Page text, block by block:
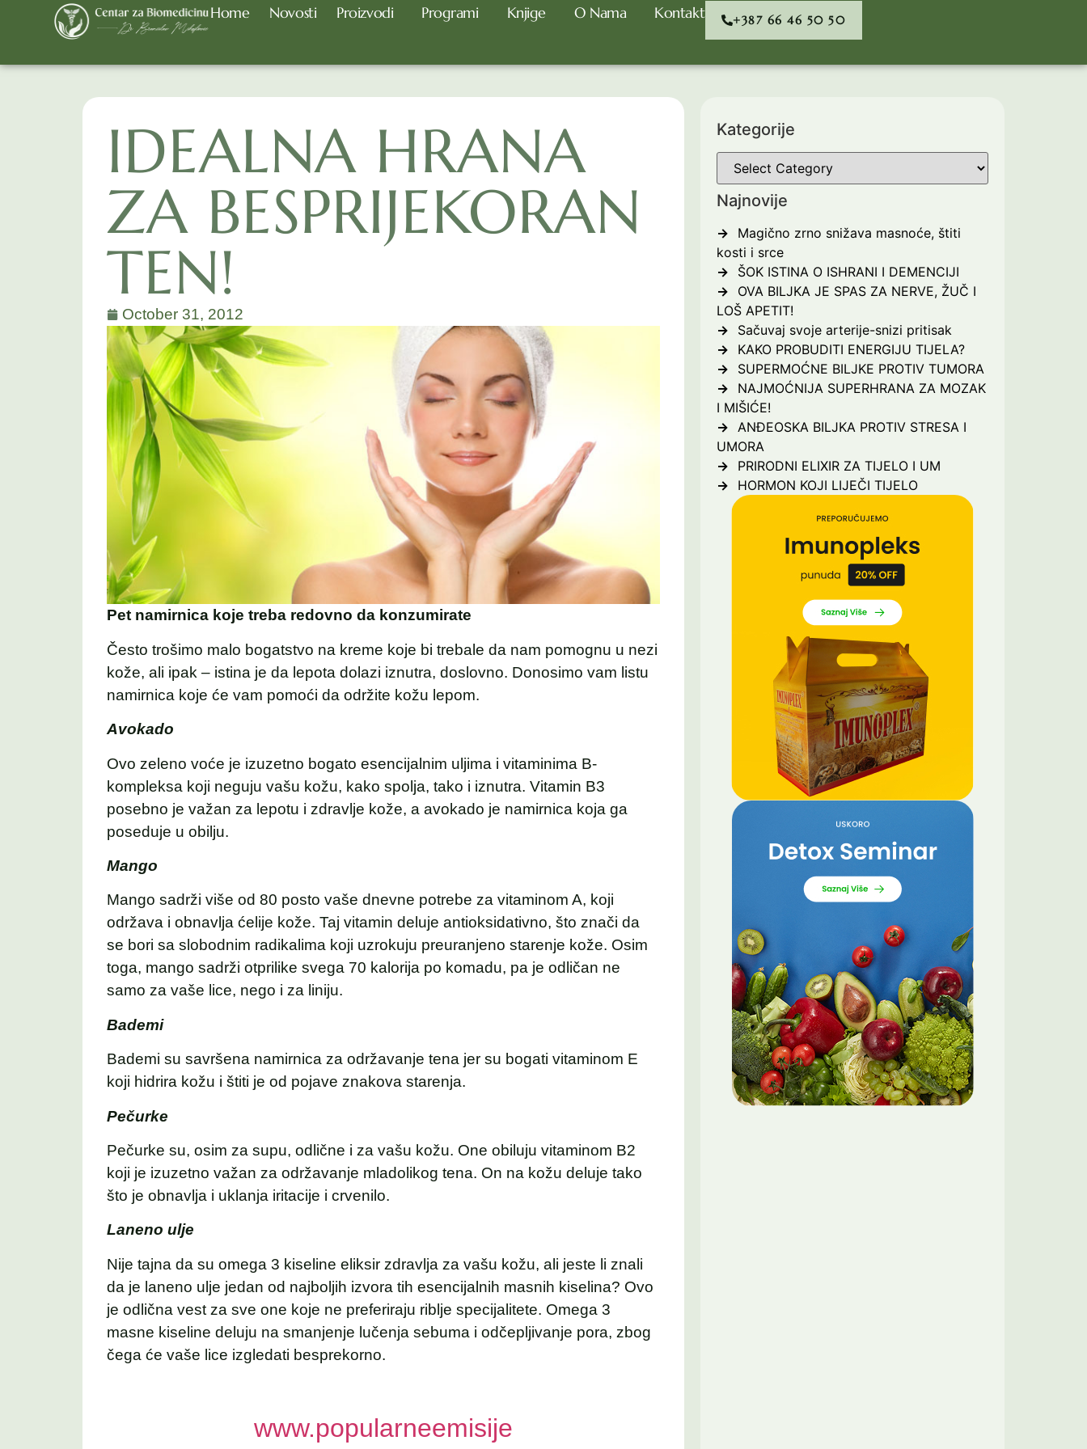
Home Novosti Proizvodi Programi Knjige O Nama Kontakt +387 66 46 50 50
IDEALNA HRANA
ZA BESPRIJEKORAN
TEN!
October 31, 2012
Pet namirnica koje treba redovno da konzumirate
Često trošimo malo bogatstvo na kreme koje bi trebale da nam pomognu u nezi
kože, ali ipak – istina je da lepota dolazi iznutra, doslovno. Donosimo vam listu
namirnica koje će vam pomoći da održite kožu lepom.
Avokado
Ovo zeleno voće je izuzetno bogato esencijalnim uljima i vitaminima B-
kompleksa koji neguju vašu kožu, kako spolja, tako i iznutra. Vitamin B3
posebno je važan za lepotu i zdravlje kože, a avokado je namirnica koja ga
poseduje u obilju.
Mango
Mango sadrži više od 80 posto vaše dnevne potrebe za vitaminom A, koji
održava i obnavlja ćelije kože. Taj vitamin deluje antioksidativno, što znači da
se bori sa slobodnim radikalima koji uzrokuju preuranjeno starenje kože. Osim
toga, mango sadrži otprilike svega 70 kalorija po komadu, pa je odličan ne
samo za vaše lice, nego i za liniju.
Bademi
Bademi su savršena namirnica za održavanje tena jer su bogati vitaminom E
koji hidrira kožu i štiti je od pojave znakova starenja.
Pečurke
Pečurke su, osim za supu, odlične i za vašu kožu. One obiluju vitaminom B2
koji je izuzetno važan za održavanje mladolikog tena. On na kožu deluje tako
što je obnavlja i uklanja iritacije i crvenilo.
Laneno ulje
Nije tajna da su omega 3 kiseline eliksir zdravlja za vašu kožu, ali jeste li znali
da je laneno ulje jedan od najboljih izvora tih esencijalnih masnih kiselina? Ovo
je odlična vest za sve one koje ne preferiraju riblje specijalitete. Omega 3
masne kiseline deluju na smanjenje lučenja sebuma i odčepljivanje pora, zbog
čega će vaše lice izgledati besprekorno.
www.popularneemisije
Kategorije
Najnovije
Magično zrno snižava masnoće, štiti
kosti i srce
ŠOK ISTINA O ISHRANI I DEMENCIJI
OVA BILJKA JE SPAS ZA NERVE, ŽUČ I
LOŠ APETIT!
Sačuvaj svoje arterije-snizi pritisak
KAKO PROBUDITI ENERGIJU TIJELA?
SUPERMOĆNE BILJKE PROTIV TUMORA
NAJMOĆNIJA SUPERHRANA ZA MOZAK
I MIŠIĆE!
ANĐEOSKA BILJKA PROTIV STRESA I
UMORA
PRIRODNI ELIXIR ZA TIJELO I UM
HORMON KOJI LIJEČI TIJELO